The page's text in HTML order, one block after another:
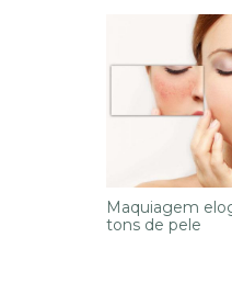
Maquiagem
tons de pele